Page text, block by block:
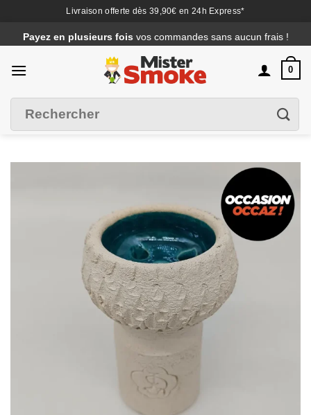
Livraison offerte dès 39,90€ en 24h Express*
au
contenu
Payez en plusieurs fois vos commandes sans aucun frais !
0
pour :